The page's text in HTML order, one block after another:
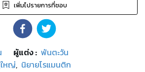
เพิ่มไปรายการที่ชอบ
ผู้แต่ง : พันตะวัน
หญ่, นิยายโรแมนติก